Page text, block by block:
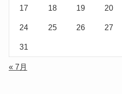
17 18 19 20
24 25 26 27
31
« 7月